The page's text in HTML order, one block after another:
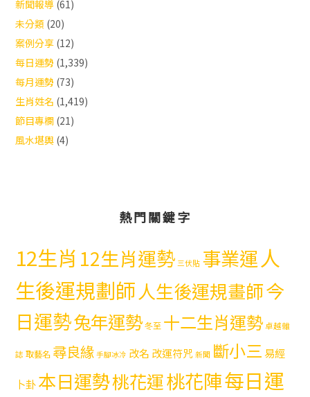
新聞報導 (61)
未分類 (20)
案例分享 (12)
每日運勢 (1,339)
每月運勢 (73)
生肖姓名 (1,419)
節目專欄 (21)
風水堪輿 (4)
熱門關鍵字
12生肖 12生肖運勢 三伏貼 事業運人
生後運規劃師人生後運規畫師今
日運勢兔年運勢冬至 十二生肖運勢 卓越雜
誌 取藝名 尋良緣 手腳冰冷 改名 改運符咒 新聞 斷小三易經
卜卦本日運勢桃花運桃花陣每日運